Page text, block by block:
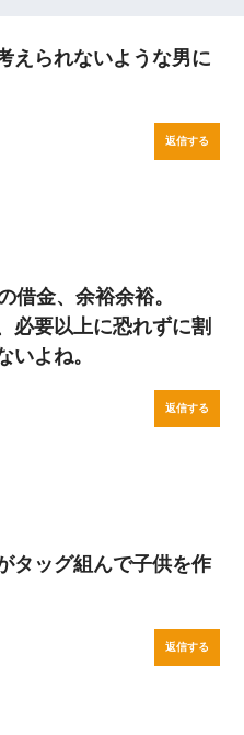
えられないような男に
返信する
借金、余裕余裕。
必要以上に恐れずに割
いよね。
返信する
タッグ組んで子供を作
返信する